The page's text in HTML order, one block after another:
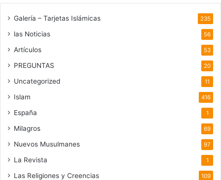
Galería – Tarjetas Islámicas 235
las Noticias 56
Artículos 53
PREGUNTAS 20
Uncategorized 11
Islam 416
España 1
Milagros 69
Nuevos Musulmanes 97
La Revista 1
Las Religiones y Creencias 109